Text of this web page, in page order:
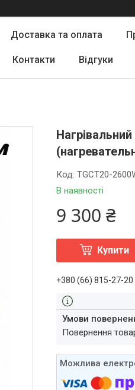
Доставка та оплата
Контакти Відгуки
В наявності
Код:TGCT20-
9 300 ₴
Купити
+380 (66) 815-27-20
повернення